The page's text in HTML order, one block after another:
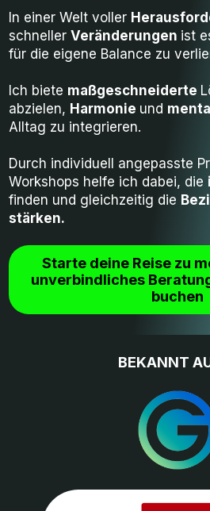
In einer Welt voller
schneller Veränderungen ist
für die eigene Balance zu
Ich biete maßgeschneiderte
abzielen, Harmonie und
Alltag zu integrieren.
Durch individuell angepasste
Workshops helfe ich dabei, die
finden und gleichzeitig die
stärken.
Starte deine Reise zu
unverbindliches
buchen
BEKANNT